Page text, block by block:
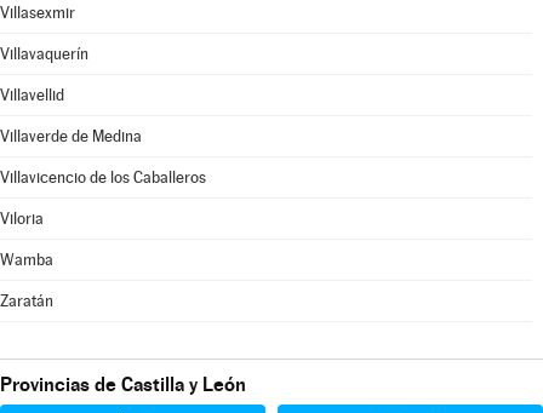
Villasexmir
Villavaquerín
Villavellid
Villaverde de Medina
Villavicencio de los Caballeros
Viloria
Wamba
Zaratán
Provincias de Castilla y León